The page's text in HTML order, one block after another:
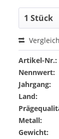
Artikel-Nr.:
Nennwert:
Jahrgang:
Land:
Metall:
Gewicht: